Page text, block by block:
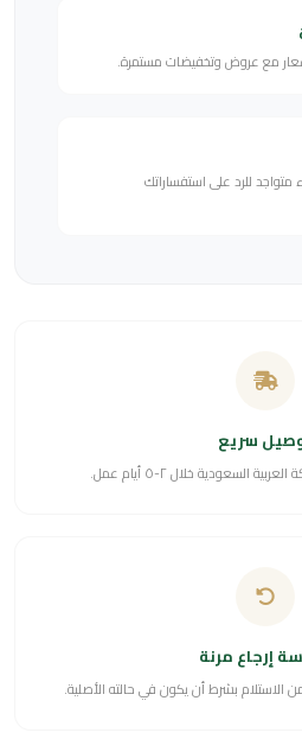
مع عروض وتخفيضات مستمرة.
للرد على استفساراتك
سريع
السعودية خلال ٢-٥ أيام عمل.
إرجاع مرنة